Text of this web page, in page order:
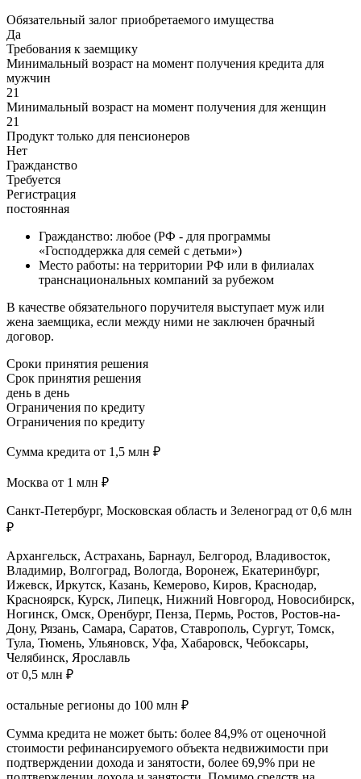
Обязательный залог приобретаемого имущества
Да
Требования к заемщику
Минимальный возраст на момент получения кредита для
мужчин
21
Минимальный возраст на момент получения для женщин
21
Продукт только для пенсионеров
Нет
Гражданство
Требуется
Регистрация
постоянная
Гражданство: любое (РФ - для программы
«Господдержка для семей с детьми»)
Место работы: на территории РФ или в филиалах
транснациональных компаний за рубежом
В качестве обязательного поручителя выступает муж или
жена заемщика, если между ними не заключен брачный
договор.
Сроки принятия решения
Срок принятия решения
день в день
Ограничения по кредиту
Ограничения по кредиту
Сумма кредита от 1,5 млн ₽
Москва от 1 млн ₽
Санкт-Петербург, Московская область и Зеленоград от 0,6 млн
₽
Архангельск, Астрахань, Барнаул, Белгород, Владивосток,
Владимир, Волгоград, Вологда, Воронеж, Екатеринбург,
Ижевск, Иркутск, Казань, Кемерово, Киров, Краснодар,
Красноярск, Курск, Липецк, Нижний Новгород, Новосибирск,
Ногинск, Омск, Оренбург, Пенза, Пермь, Ростов, Ростов-на-
Дону, Рязань, Самара, Саратов, Ставрополь, Сургут, Томск,
Тула, Тюмень, Ульяновск, Уфа, Хабаровск, Чебоксары,
Челябинск, Ярославль
от 0,5 млн ₽
остальные регионы до 100 млн ₽
Сумма кредита не может быть: более 84,9% от оценочной
стоимости рефинансируемого объекта недвижимости при
подтверждении дохода и занятости, более 69,9% при не